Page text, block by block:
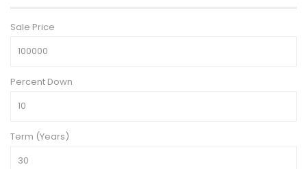
Sale Price
Percent Down
Term (Years)